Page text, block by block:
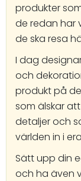
produkter
de redan har
de ska resa
I dag
och
produkt på
som älskar
detaljer och
världen in i
Sätt upp din
och ha även